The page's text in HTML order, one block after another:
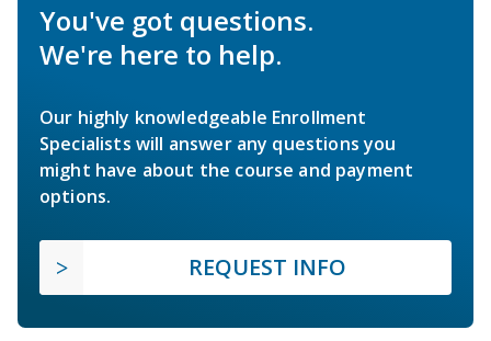
You've got questions.
We're here to help.
Our highly knowledgeable Enrollment
Specialists will answer any questions you
might have about the course and payment
options.
REQUEST INFO